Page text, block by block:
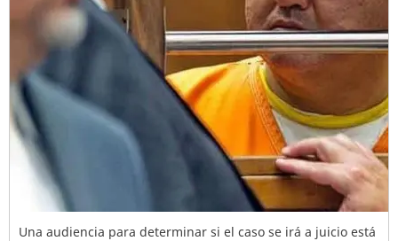
Una audiencia para determinar si el caso se irá a juicio está